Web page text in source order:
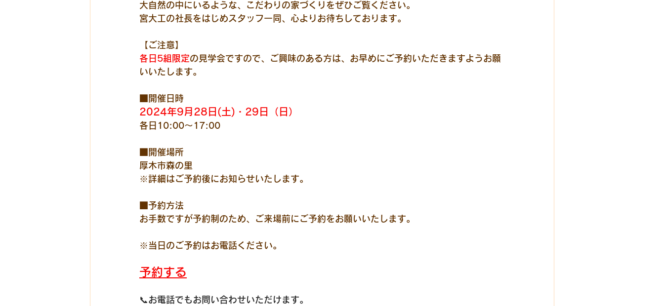
大自然の中にいるような、こだわりの家づくりをぜひご覧ください。
宮大工の社長をはじめスタッフ一同、心よりお待ちしております。
【ご注意】
各日5組限定の見学会ですので、ご興味のある方は、お早めにご予約いただきますようお願
いいたします。
■開催日時
2024年9月28日(土)・29日（日）
各日10:00～17:00
■開催場所
厚木市森の里
※詳細はご予約後にお知らせいたします。
■予約方法
お手数ですが予約制のため、ご来場前にご予約をお願いいたします。
※当日のご予約はお電話ください。
予約する
📞お電話でもお問い合わせいただけます。